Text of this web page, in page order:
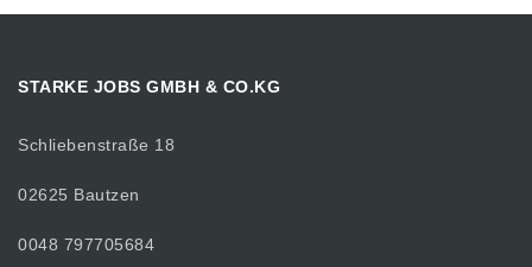
STARKE JOBS GMBH & CO.KG
Schliebenstraße 18
02625 Bautzen
0048 797705684